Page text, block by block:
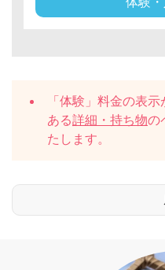
「体験」料金の表
ある詳細・持ち物の
たします。